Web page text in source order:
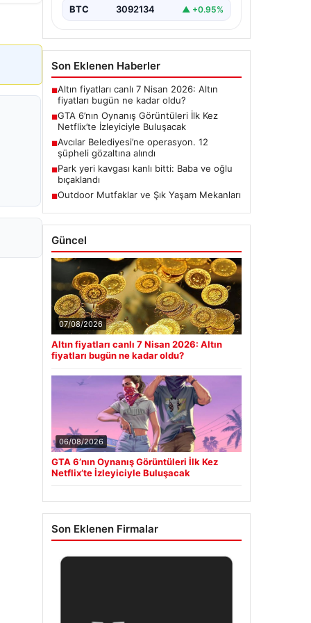
BTC 3092134 ▲ +0.95%
Son Eklenen Haberler
■Altın fiyatları canlı 7 Nisan 2026: Altın
fiyatları bugün ne kadar oldu?
■GTA 6’nın Oynanış Görüntüleri İlk Kez
Netflix’te İzleyiciyle Buluşacak
■Avcılar Belediyesi’ne operasyon. 12
şüpheli gözaltına alındı
■Park yeri kavgası kanlı bitti: Baba ve oğlu
bıçaklandı
■Outdoor Mutfaklar ve Şık Yaşam Mekanları
Güncel
07/08/2026
Altın fiyatları canlı 7 Nisan 2026: Altın
fiyatları bugün ne kadar oldu?
06/08/2026
GTA 6’nın Oynanış Görüntüleri İlk Kez
Netflix’te İzleyiciyle Buluşacak
Son Eklenen Firmalar